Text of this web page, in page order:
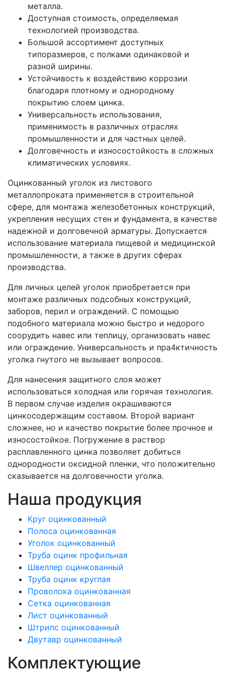
металла.
Доступная стоимость, определяемая
технологией производства.
Большой ассортимент доступных
типоразмеров, с полками одинаковой и
разной ширины.
Устойчивость к воздействию коррозии
благодаря плотному и однородному
покрытию слоем цинка.
Универсальность использования,
применимость в различных отраслях
промышленности и для частных целей.
Долговечность и износостойкость в сложных
климатических условиях.
Оцинкованный уголок из листового
металлопроката применяется в строительной
сфере, для монтажа железобетонных конструкций,
укрепления несущих стен и фундамента, в качестве
надежной и долговечной арматуры. Допускается
использование материала пищевой и медицинской
промышленности, а также в других сферах
производства.
Для личных целей уголок приобретается при
монтаже различных подсобных конструкций,
заборов, перил и ограждений. С помощью
подобного материала можно быстро и недорого
соорудить навес или теплицу, организовать навес
или ограждение. Универсальность и пра4ктичность
уголка гнутого не вызывает вопросов.
Для нанесения защитного слоя может
использоваться холодная или горячая технология.
В первом случае изделия окрашиваются
цинкосодержащим составом. Второй вариант
сложнее, но и качество покрытие более прочное и
износостойкое. Погружение в раствор
расплавленного цинка позволяет добиться
однородности оксидной пленки, что положительно
сказывается на долговечности уголка.
Наша продукция
Круг оцинкованный
Полоса оцинкованная
Уголок оцинкованный
Труба оцинк профильная
Швеллер оцинкованный
Труба оцинк круглая
Проволока оцинкованная
Сетка оцинкованная
Лист оцинкованный
Штрипс оцинкованный
Двутавр оцинкованный
Комплектующие